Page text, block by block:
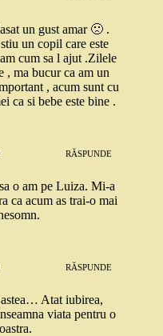
un gust amar 🙁 .
un copil care este
cum sa l ajut .Zilele
, ma bucur ca am un
, acum sunt cu
ca si bebe este bine .
RĂSPUNDE
o am pe Luiza. Mi-a
ca acum as trai-o mai
RĂSPUNDE
astea… Atat iubirea,
viata pentru o